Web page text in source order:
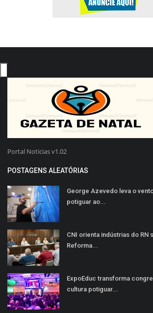
Portal Noticias v1.02
POSTAGENS ALEATÓRIAS
George Azevedo leva o
potiguar ao...
CNI orienta indústrias do RN
Reforma...
ExpoEduc transforma
cultura potiguar...